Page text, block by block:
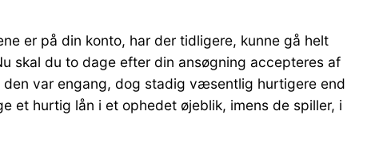
er på din konto, har der tidligere, kunne gå helt
skal du to dage efter din ansøgning accepteres af
var engang, dog stadig væsentlig hurtigere end
et hurtig lån i et ophedet øjeblik, imens de spiller, i